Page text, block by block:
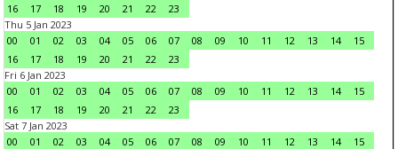
16
17 18 19 20 21 22
23
Thu 5 Jan 2023
00
01 02 03 04 05 06 07 08 09 10 11 12 13 14
15
16
17 18 19 20 21 22
23
Fri 6 Jan 2023
00
01 02 03 04 05 06 07 08 09 10 11 12 13 14
15
16
17 18 19 20 21 22
23
Sat 7 Jan 2023
00
01 02 03 04 05 06 07 08 09 10 11 12 13 14
15